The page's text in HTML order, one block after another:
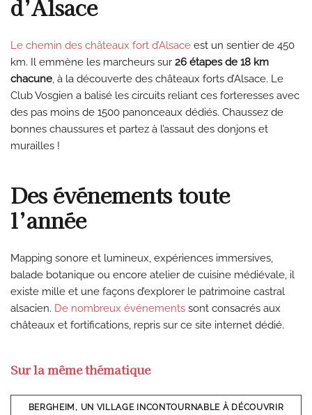
d’Alsace
Le chemin des châteaux fort d’Alsace est un sentier de 450
km. Il emmène les marcheurs sur 26 étapes de 18 km
chacune, à la découverte des châteaux forts d’Alsace. Le
Club Vosgien a balisé les circuits reliant ces forteresses avec
des pas moins de 1500 panonceaux dédiés. Chaussez de
bonnes chaussures et partez à l’assaut des donjons et
murailles !
Des événements toute
l’année
Mapping sonore et lumineux, expériences immersives,
balade botanique ou encore atelier de cuisine médiévale, il
existe mille et une façons d’explorer le patrimoine castral
alsacien. De nombreux événements sont consacrés aux
châteaux et fortifications, repris sur ce site internet dédié.
Sur la même thématique
BERGHEIM, UN VILLAGE INCONTOURNABLE À DÉCOUVRIR